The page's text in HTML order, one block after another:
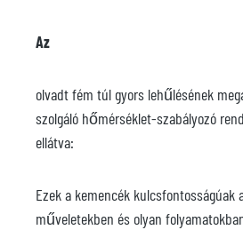
Az
olvadt fém túl gyors lehűlésének
szolgáló hőmérséklet-szabályozó
ellátva:
Ezek a kemencék kulcsfontosságúak
műveletekben és olyan